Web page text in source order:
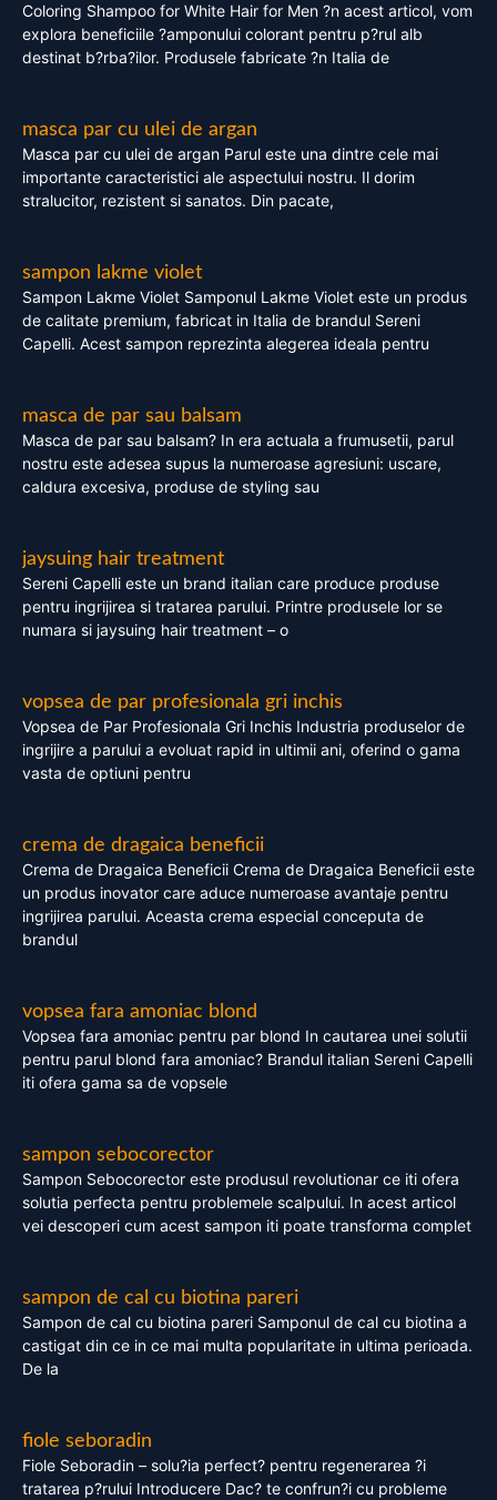
Coloring Shampoo for White Hair for Men ?n acest articol, vom
explora beneficiile ?amponului colorant pentru p?rul alb
destinat b?rba?ilor. Produsele fabricate ?n Italia de
masca par cu ulei de argan
Masca par cu ulei de argan Parul este una dintre cele mai
importante caracteristici ale aspectului nostru. Il dorim
stralucitor, rezistent si sanatos. Din pacate,
sampon lakme violet
Sampon Lakme Violet Samponul Lakme Violet este un produs
de calitate premium, fabricat in Italia de brandul Sereni
Capelli. Acest sampon reprezinta alegerea ideala pentru
masca de par sau balsam
Masca de par sau balsam? In era actuala a frumusetii, parul
nostru este adesea supus la numeroase agresiuni: uscare,
caldura excesiva, produse de styling sau
jaysuing hair treatment
Sereni Capelli este un brand italian care produce produse
pentru ingrijirea si tratarea parului. Printre produsele lor se
numara si jaysuing hair treatment – o
vopsea de par profesionala gri inchis
Vopsea de Par Profesionala Gri Inchis Industria produselor de
ingrijire a parului a evoluat rapid in ultimii ani, oferind o gama
vasta de optiuni pentru
crema de dragaica beneficii
Crema de Dragaica Beneficii Crema de Dragaica Beneficii este
un produs inovator care aduce numeroase avantaje pentru
ingrijirea parului. Aceasta crema especial conceputa de
brandul
vopsea fara amoniac blond
Vopsea fara amoniac pentru par blond In cautarea unei solutii
pentru parul blond fara amoniac? Brandul italian Sereni Capelli
iti ofera gama sa de vopsele
sampon sebocorector
Sampon Sebocorector este produsul revolutionar ce iti ofera
solutia perfecta pentru problemele scalpului. In acest articol
vei descoperi cum acest sampon iti poate transforma complet
sampon de cal cu biotina pareri
Sampon de cal cu biotina pareri Samponul de cal cu biotina a
castigat din ce in ce mai multa popularitate in ultima perioada.
De la
fiole seboradin
Fiole Seboradin – solu?ia perfect? pentru regenerarea ?i
tratarea p?rului Introducere Dac? te confrun?i cu probleme